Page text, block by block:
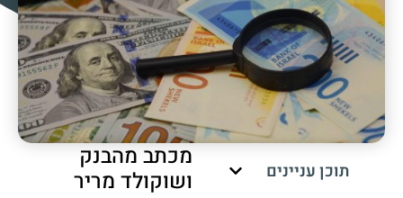
תוכן עניינים
מכתב מהבנק
ושוקולד מריר